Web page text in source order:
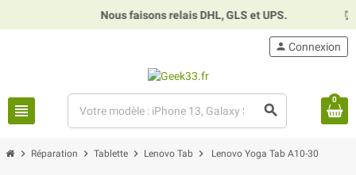
Nous faisons relais DHL, GLS et UPS. ⏰
view_headline search
person Connexion
0
chevron_right Réparation chevron_right Tablette chevron_right Lenovo Tab chevron_right Lenovo Yoga Tab A10-30